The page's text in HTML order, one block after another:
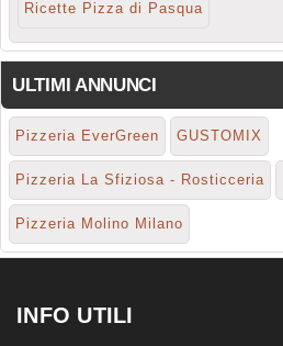
Ricette Pizza di Pasqua
ULTIMI ANNUNCI
Pizzeria EverGreen GUSTOMIX
Pizzeria La Sfiziosa - Rosticceria
Pizzeria Molino Milano
INFO UTILI